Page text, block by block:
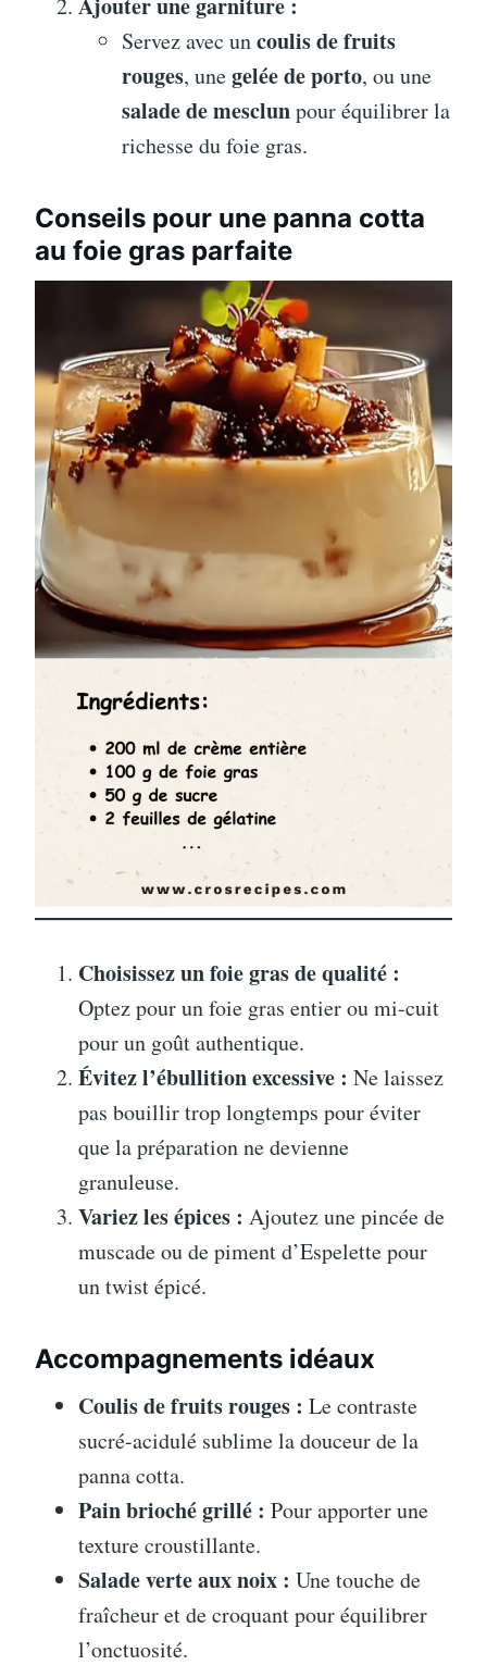
Servez avec uncoulis de fruits
rouges, unegelée de porto, ou une
salade de mesclunpour équilibrer la
richesse du foie gras.
Conseils pour une panna cotta
au foie gras parfaite
Choisissez un foie gras de qualité :
Optez pour un foie gras entier ou mi-cuit
pour un goût authentique.
Évitez l’ébullition excessive : Ne laissez
pas bouillir trop longtemps pour éviter
que la préparation ne devienne
granuleuse.
Variez les épices : Ajoutez une pincée de
muscade ou de piment d’Espelette pour
un twist épicé.
Accompagnements idéaux
Coulis de fruits rouges : Le contraste
sucré-acidulé sublime la douceur de la
panna cotta.
Pain brioché grillé : Pour apporter une
texture croustillante.
Salade verte aux noix : Une touche de
fraîcheur et de croquant pour équilibrer
l’onctuosité.